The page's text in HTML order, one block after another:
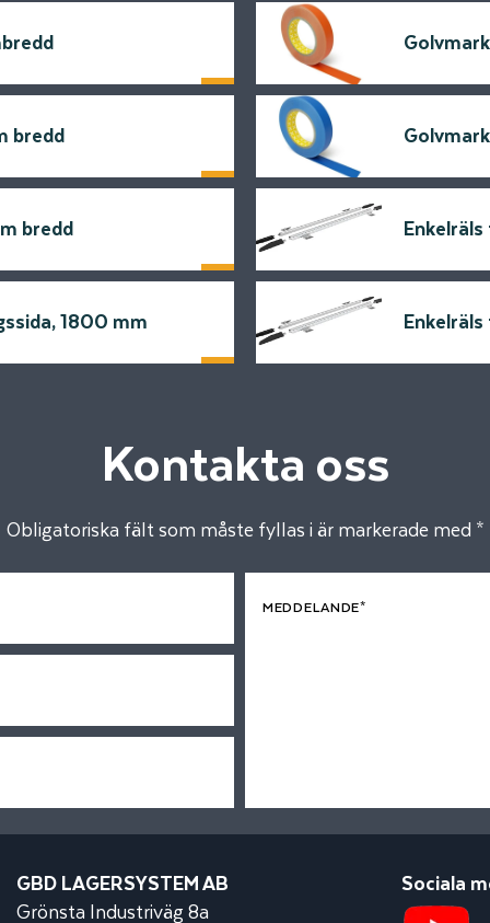
bredd
bredd
1800 mm
Kontakta oss
Obligatoriska fält som måste fyllas i är markerade med *
MEDDELANDE*
GBD LAGERSYSTEM AB
Grönsta Industriväg 8a
Sociala